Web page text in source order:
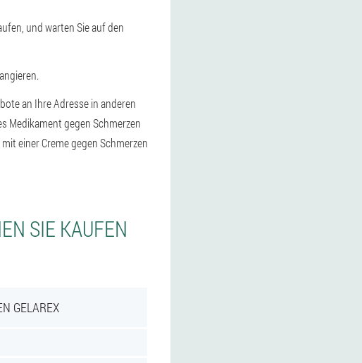
und warten Sie auf den
an Ihre Adresse in anderen
Medikament gegen Schmerzen
einer Creme gegen Schmerzen
SIE KAUFEN
GELAREX